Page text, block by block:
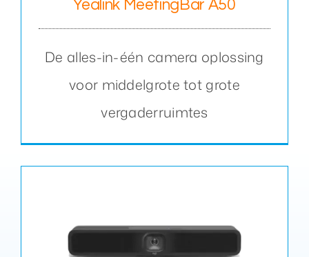
Yealink MeetingBar A50
De alles-in-één camera oplossing
voor middelgrote tot grote
vergaderruimtes